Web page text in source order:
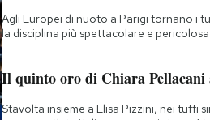
Agli Europei di nuoto a Parigi tornano i
la disciplina più spettacolare e
Il quinto oro di Chiara
Stavolta insieme a Elisa Pizzini, nei tuffi